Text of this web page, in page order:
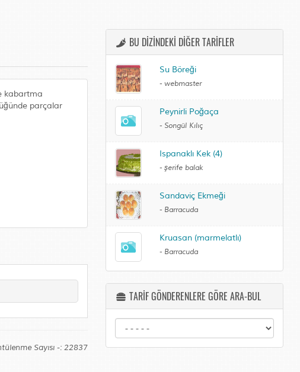
kabartma
parçalar
Sayısı -: 22837
BU DİZİNDEKİ DİĞER TARİFLER
Su Böreği
- webmaster
Peynirli Poğaça
- Songül Kılıç
Ispanaklı Kek (4)
- şerife balak
Sandaviç Ekmeği
- Barracuda
Kruasan (marmelatlı)
- Barracuda
TARİF GÖNDERENLERE GÖRE ARA-BUL